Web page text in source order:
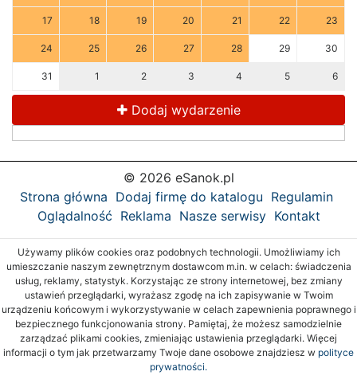
17 18 19 20 21 22 23
24 25 26 27 28 29 30
31 1 2 3 4 5 6
Dodaj wydarzenie
© 2026 eSanok.pl
Strona główna Dodaj firmę do katalogu Regulamin
Oglądalność Reklama Nasze serwisy Kontakt
Używamy plików cookies oraz podobnych technologii. Umożliwiamy ich
umieszczanie naszym zewnętrznym dostawcom m.in. w celach: świadczenia
usług, reklamy, statystyk. Korzystając ze strony internetowej, bez zmiany
ustawień przeglądarki, wyrażasz zgodę na ich zapisywanie w Twoim
urządzeniu końcowym i wykorzystywanie w celach zapewnienia poprawnego i
bezpiecznego funkcjonowania strony. Pamiętaj, że możesz samodzielnie
zarządzać plikami cookies, zmieniając ustawienia przeglądarki. Więcej
informacji o tym jak przetwarzamy Twoje dane osobowe znajdziesz w polityce
prywatności.